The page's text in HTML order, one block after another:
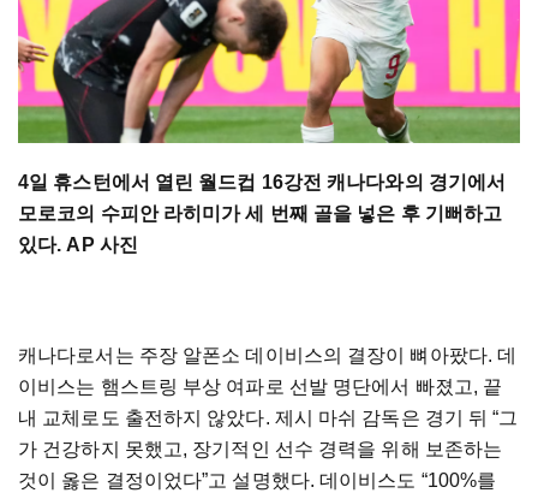
4일 휴스턴에서 열린 월드컵 16강전 캐나다와의 경기에서
모로코의 수피안 라히미가 세 번째 골을 넣은 후 기뻐하고
있다. AP 사진
캐나다로서는 주장 알폰소 데이비스의 결장이 뼈아팠다. 데
이비스는 햄스트링 부상 여파로 선발 명단에서 빠졌고, 끝
내 교체로도 출전하지 않았다. 제시 마쉬 감독은 경기 뒤 “그
가 건강하지 못했고, 장기적인 선수 경력을 위해 보존하는
것이 옳은 결정이었다”고 설명했다. 데이비스도 “100%를